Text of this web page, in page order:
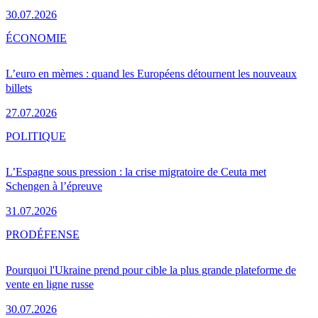
30.07.2026
L’euro en mèmes : quand les Européens détournent les nouveaux
billets
27.07.2026
ÉCONOMIE
L’Espagne sous pression : la crise migratoire de Ceuta met
Schengen à l’épreuve
31.07.2026
POLITIQUE
Pourquoi l'Ukraine prend pour cible la plus grande plateforme de
vente en ligne russe
30.07.2026
PRODÉFENSE